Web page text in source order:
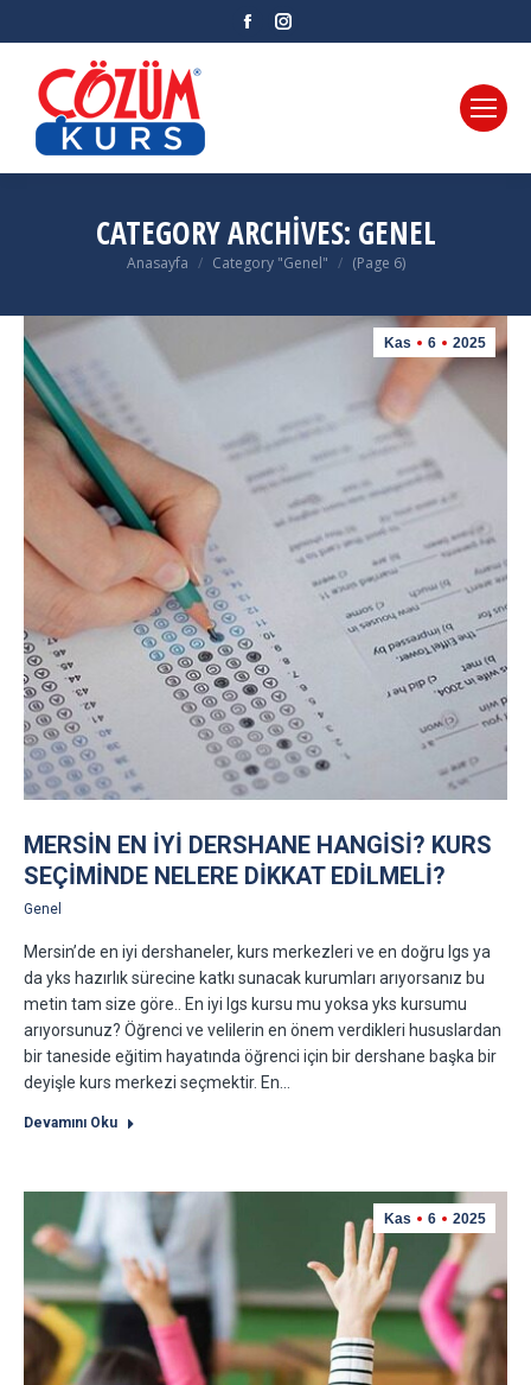
Facebook
CATEGORY ARCHIVES: GENEL
You are here:
Anasayfa Category "Genel" (Page 6)
Kas 6 2025
MERSIN EN IYI DERSHANE HANGISI? KURS
SEÇIMINDE NELERE DIKKAT EDILMELI?
Genel
Mersin’de en iyi dershaneler, kurs merkezleri ve en doğru lgs ya
da yks hazırlık sürecine katkı sunacak kurumları arıyorsanız bu
metin tam size göre.. En iyi lgs kursu mu yoksa yks kursumu
arıyorsunuz? Öğrenci ve velilerin en önem verdikleri hususlardan
bir taneside eğitim hayatında öğrenci için bir dershane başka bir
deyişle kurs merkezi seçmektir. En…
Devamını Oku
Kas 6 2025